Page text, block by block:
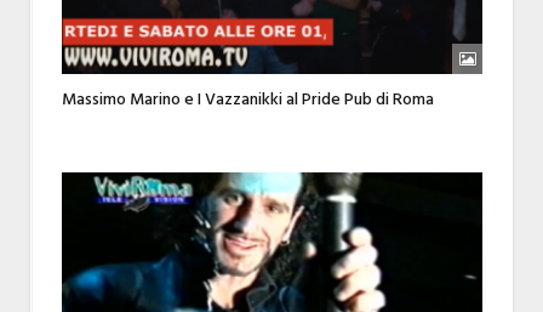
Massimo Marino e I Vazzanikki al Pride Pub di Roma